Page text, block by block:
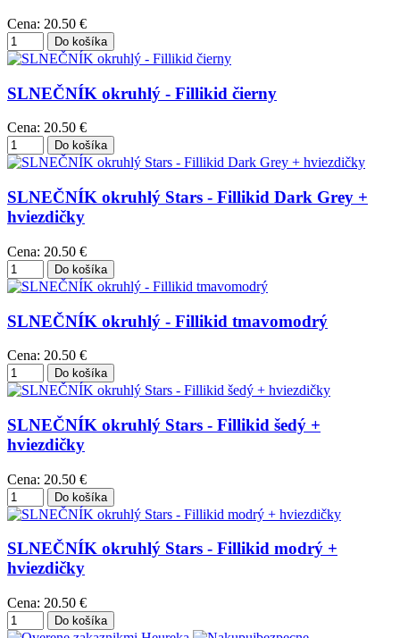
Cena: 20.50 €
SLNEČNÍK okruhlý - Fillikid čierny
Cena: 20.50 €
SLNEČNÍK okruhlý Stars - Fillikid Dark Grey +
hviezdičky
Cena: 20.50 €
SLNEČNÍK okruhlý - Fillikid tmavomodrý
Cena: 20.50 €
SLNEČNÍK okruhlý Stars - Fillikid šedý +
hviezdičky
Cena: 20.50 €
SLNEČNÍK okruhlý Stars - Fillikid modrý +
hviezdičky
Cena: 20.50 €